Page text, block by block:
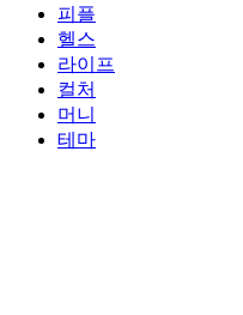
피플
헬스
라이프
컬처
머니
테마